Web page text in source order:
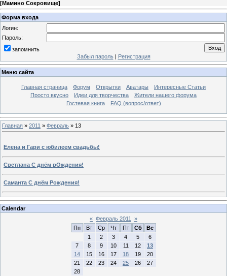
[Мамино Сокровище]
Форма входа
Логин:
Пароль:
запомнить
Забыл пароль| Регистрация
Меню сайта
Главная страница Форум Открытки Аватары
Интересные Статьи
Просто вкусно
Идеи для творчества
Жители нашего форума
Гостевая книга
FAQ (вопрос/ответ)
Главная » 2011 » Февраль » 13
Елена и Гари с юбилеем свадьбы!
Светлана С днём рОждения!
Саманта С днём Рождения!
Calendar
« Февраль 2011
»
Пн
Вт Ср Чт Пт Сб
Вс
1
2 3 4 5
6
7
8 9 10 11 12
13
14
15 16 17 18 19
20
21
22 23 24 25 26
27
28